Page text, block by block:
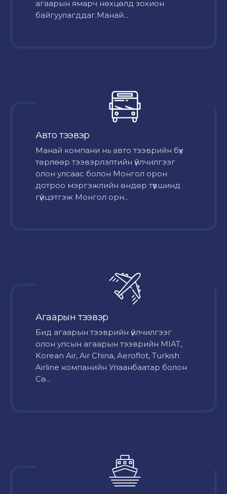
агаарын ямарч нөхцөлд зохион
байгуулагддаг.Манай...
Авто тээвэр
Mанай компани нь авто тээврийн бүх
төрлөөр тээвэрлэлтийн үйлчилгээг
олон улсаас болон Монгол орон
дотроо мэргэжлийн өндөр түвшинд
гүйцэтгэж Монгол орн...
Агаарын тээвэр
Бид агаарын тээврийн үйлчилгээг
олон улсын агаарын тээврийн MIAT,
Korean Air, Air China, Aeroflot, Turkish
Airline компанийн Улаанбаатар болон
Сө...